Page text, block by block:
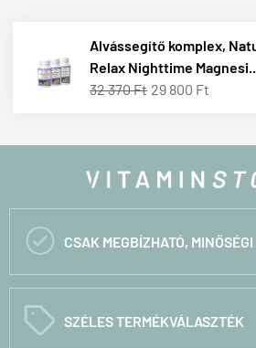
Alvássegítő komplex,
Relax Nighttime
32 370 Ft 29 800 Ft
 CSAK MEGBÍZHATÓ,
C SZÉLES TERMÉKVÁLASZTÉK